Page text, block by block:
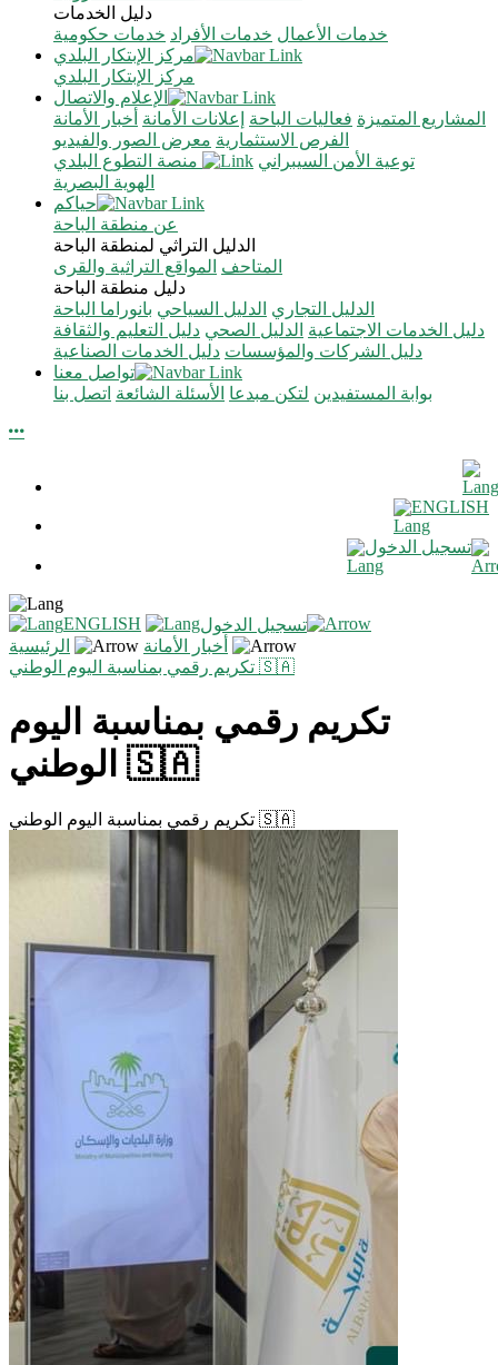
دليل الخدمات
خدمات حكومية خدمات الأفراد خدمات الأعمال
مركز الإبتكار البلدي
مركز الإبتكار البلدي
الإعلام والاتصال
أخبار الأمانة إعلانات الأمانة فعاليات الباحة المشاريع المتميزة
معرض الصور والفيديو الفرص الاستثمارية
منصة التطوع البلدي
توعية الأمن السيبراني
الهوية البصرية
حياكم
عن منطقة الباحة
الدليل التراثي لمنطقة الباحة
المواقع التراثية والقرى المتاحف
دليل منطقة الباحة
بانوراما الباحة الدليل السياحي الدليل التجاري
دليل التعليم والثقافة الدليل الصحي دليل الخدمات الاجتماعية
دليل الخدمات الصناعية دليل الشركات والمؤسسات
تواصل معنا
اتصل بنا الأسئلة الشائعة لتكن مبدعا بوابة المستفيدين
ENGLISH
تسجيل الدخول
ENGLISH
تسجيل الدخول
الرئيسية
أخبار الأمانة
تكريم رقمي بمناسبة اليوم الوطني 🇸🇦
تكريم رقمي بمناسبة اليوم
الوطني 🇸🇦
تكريم رقمي بمناسبة اليوم الوطني 🇸🇦